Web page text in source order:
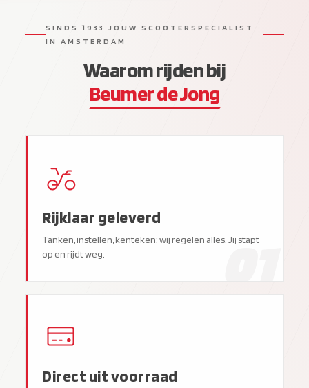
SINDS 1933 JOUW SCOOTERSPECIALIST
IN AMSTERDAM
Waarom rijden bij
Beumer de Jong
Rijklaar geleverd
Tanken, instellen, kenteken: wij regelen alles. Jij stapt
op en rijdt weg.
01
Direct uit voorraad